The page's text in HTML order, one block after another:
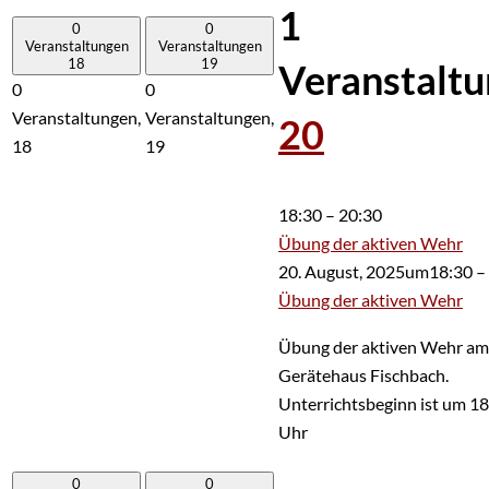
0
Veranstaltungen
18
0
Veranstaltungen,
18
0
Veranstaltungen
19
0
Veranstaltungen,
19
1
20
18:30 – 20:30
Übung der aktiven Wehr
20. August, 2025um18:30 –
Übung der aktiven Wehr
Übung der aktiven Wehr am
Gerätehaus Fischbach.
Unterrichtsbeginn ist um
Uhr
0 0